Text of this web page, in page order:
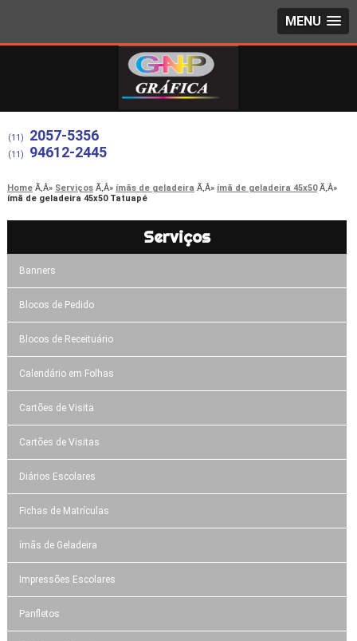
MENU
(11) 2057-5356
(11) 94612-2445
Home Serviços ímãs de geladeira
ímã de geladeira 45x50
ímã de geladeira 45x50 Tatuapé
Serviços
Banners
Blocos de Pedido
Blocos de Receituário
Calendário em Folhas
Cartões de Visita
Cartões de Visitas
Diários Escolares
Fichas de Matrículas
ímãs de Geladeira
Impressões Escolares
Panfletos